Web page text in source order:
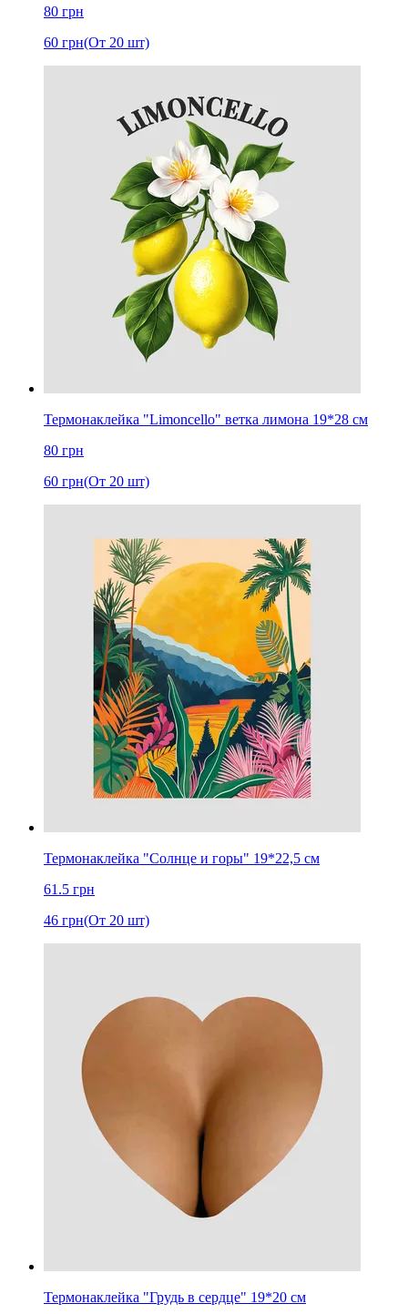
80 грн
60 грн(От 20 шт)
Термонаклейка "Limoncello" ветка лимона 19*28 см
80 грн
60 грн(От 20 шт)
Термонаклейка "Солнце и горы" 19*22,5 см
61.5 грн
46 грн(От 20 шт)
Термонаклейка "Грудь в сердце" 19*20 см